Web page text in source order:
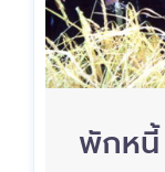
พักหนี้